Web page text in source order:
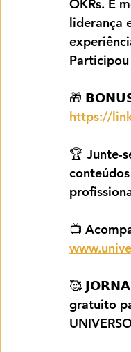
OKRs. É
liderança
🎁
https://
🏆
📺
🥰
gratuito